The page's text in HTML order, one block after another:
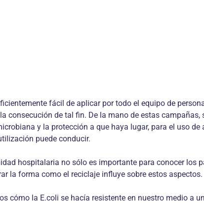
fácil de aplicar por todo el equipo de
consecución de tal fin. De la mano de estas
y la protección a que haya lugar, para el uso
puede conducir.
hospitalaria no sólo es importante para conocer
la forma como el reciclaje influye sobre estos aspectos.
cómo la E.coli se hacía resistente en nuestro medio